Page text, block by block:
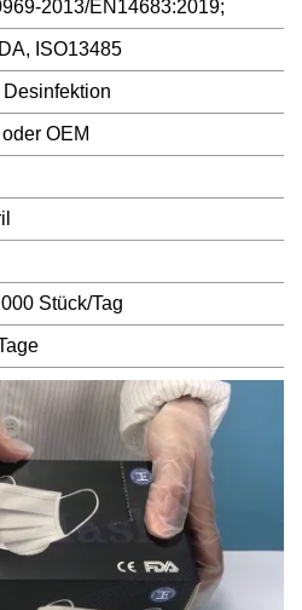
2013/EN14683:2019;
ISO13485
Desinfektion
OEM
Stück/Tag